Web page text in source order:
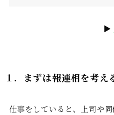
▶
１．まずは報連相を考え
仕事をしていると、上司や